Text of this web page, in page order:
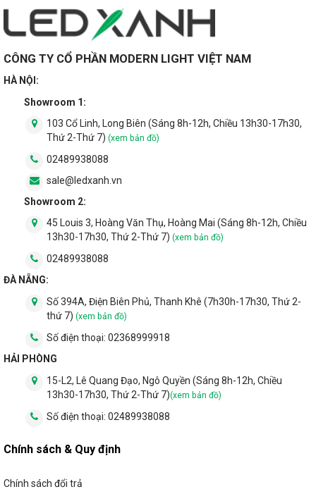
CÔNG TY CỔ PHẦN MODERN LIGHT VIỆT NAM
HÀ NỘI:
Showroom 1:
103 Cổ Linh, Long Biên (Sáng 8h-12h, Chiều 13h30-17h30,
Thứ 2-Thứ 7) (xem bản đồ)
02489938088
sale@ledxanh.vn
Showroom 2:
45 Louis 3, Hoàng Văn Thụ, Hoàng Mai (Sáng 8h-12h, Chiều
13h30-17h30, Thứ 2-Thứ 7) (xem bản đồ)
02489938088
ĐÀ NẴNG:
Số 394A, Điện Biên Phủ, Thanh Khê (7h30h-17h30, Thứ 2-
thứ 7) (xem bản đồ)
Số điện thoại: 02368999918
HẢI PHÒNG
15-L2, Lê Quang Đạo, Ngô Quyền (Sáng 8h-12h, Chiều
13h30-17h30, Thứ 2-Thứ 7)(xem bản đồ)
Số điện thoại: 02489938088
Chính sách & Quy định
Chính sách đổi trả